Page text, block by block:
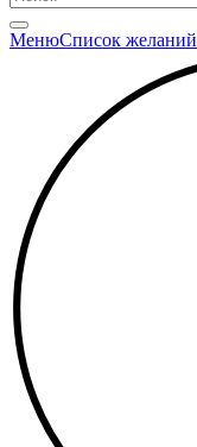
МенюСписок желаний